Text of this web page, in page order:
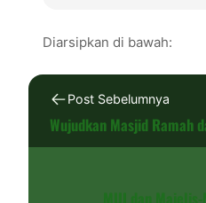
Diarsipkan di bawah:
Post Sebelumnya
Wujudkan Masjid Ramah